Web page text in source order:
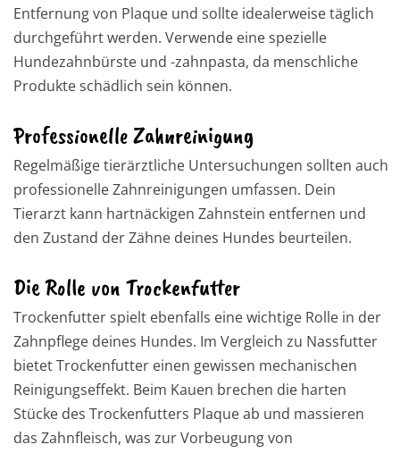
Entfernung von Plaque und sollte idealerweise täglich
durchgeführt werden. Verwende eine spezielle
Hundezahnbürste und -zahnpasta, da menschliche
Produkte schädlich sein können.
Professionelle Zahnreinigung
Regelmäßige tierärztliche Untersuchungen sollten auch
professionelle Zahnreinigungen umfassen. Dein
Tierarzt kann hartnäckigen Zahnstein entfernen und
den Zustand der Zähne deines Hundes beurteilen.
Die Rolle von Trockenfutter
Trockenfutter spielt ebenfalls eine wichtige Rolle in der
Zahnpflege deines Hundes. Im Vergleich zu Nassfutter
bietet Trockenfutter einen gewissen mechanischen
Reinigungseffekt. Beim Kauen brechen die harten
Stücke des Trockenfutters Plaque ab und massieren
das Zahnfleisch, was zur Vorbeugung von